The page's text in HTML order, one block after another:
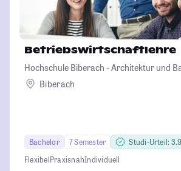
Betriebswirtschaftlehre
Hochschule Biberach - Architektur und
Betriebswirtschaft und Biotechnologie
Biberach
Bachelor 7 Semester
Studi-Urteil: 3.9
FlexibelPraxisnahIndividuell